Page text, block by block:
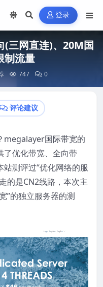
登录
(三网直连)、20M国
制流量
747 0
评论建议
megalayer国际带宽的
优化带宽、全向带
测评过“优化网络的服
的是CN2线路，本次主
”的独立服务器的测